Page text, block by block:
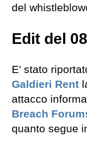
del
Edit del
E’ stato
Galdieri Rent
attacco
Breach
quanto segue